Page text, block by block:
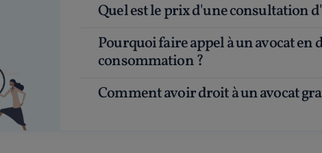
Quel est le prix d'une consultation
Pourquoi faire appel à un avocat en droit de la
consommation ?
Comment avoir droit à un avocat